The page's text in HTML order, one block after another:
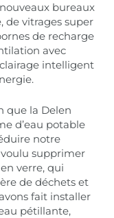
bureaux
de vitrages super
de recharge
avec
intelligent
que la Delen
d’eau potable
notre
supprimer
verre, qui
de déchets et
fait installer
pétillante,